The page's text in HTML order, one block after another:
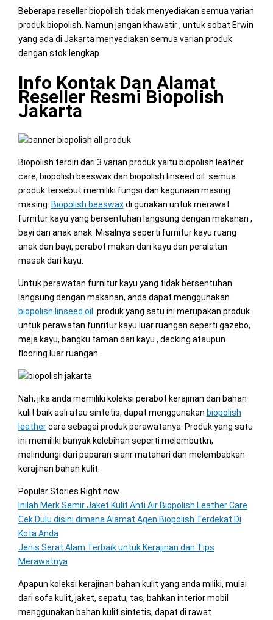
Beberapa reseller biopolish tidak menyediakan semua varian
produk biopolish. Namun jangan khawatir , untuk sobat Erwin
yang ada di Jakarta menyediakan semua varian produk
dengan stok lengkap.
Info Kontak Dan Alamat
Reseller Resmi Biopolish
Jakarta
Biopolish terdiri dari 3 varian produk yaitu biopolish leather
care, biopolish beeswax dan biopolish linseed oil. semua
produk tersebut memiliki fungsi dan kegunaan masing
masing. Biopolish beeswaxdi gunakan untuk merawat
furnitur kayu yang bersentuhan langsung dengan makanan ,
bayi dan anak anak. Misalnya seperti furnitur kayu ruang
anak dan bayi, perabot makan dari kayu dan peralatan
masak dari kayu.
Untuk perawatan furnitur kayu yang tidak bersentuhan
langsung dengan makanan, anda dapat menggunakan
biopolish linseed oil
. produk yang satu ini merupakan produk
untuk perawatan funritur kayu luar ruangan seperti gazebo,
meja kayu, bangku taman dari kayu , decking ataupun
flooring luar ruangan.
Nah, jika anda memiliki koleksi perabot kerajinan dari bahan
kulit baik asli atau sintetis, dapat menggunakan biopolish
leathercare sebagai produk perawatanya. Produk yang satu
ini memiliki banyak kelebihan seperti melembutkn,
melindungi dari paparan sianr matahari dan melembabkan
kerajinan bahan kulit.
Popular Stories Right now
Inilah Merk Semir Jaket Kulit Anti Air Biopolish Leather Care
Cek Dulu disini dimana Alamat Agen Biopolish Terdekat Di
Kota Anda
Jenis Serat Alam Terbaik untuk Kerajinan dan Tips
Merawatnya
Apapun koleksi kerajinan bahan kulit yang anda miliki, mulai
dari sofa kulit, jaket, sepatu, tas, bahkan interior mobil
menggunakan bahan kulit sintetis, dapat di rawat